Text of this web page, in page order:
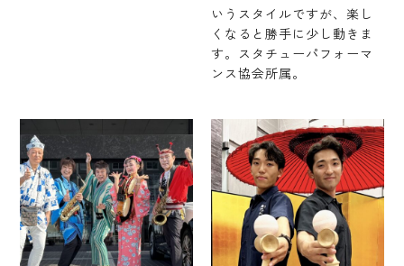
いうスタイルですが、楽し
くなると勝手に少し動きま
す。スタチューパフォーマ
ンス協会所属。